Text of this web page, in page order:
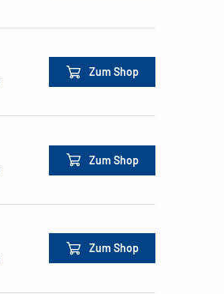
Zum Shop
Zum Shop
Zum Shop